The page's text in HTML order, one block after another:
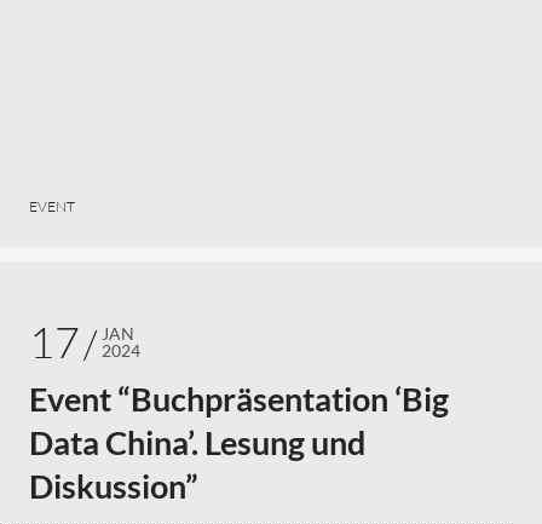
EVENT
17
JAN
2024
Event “Buchpräsentation ‘Big
Data China’. Lesung und
Diskussion”